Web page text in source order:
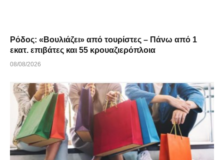
Ρόδος: «Βουλιάζει» από τουρίστες – Πάνω από 1
εκατ. επιβάτες και 55 κρουαζιερόπλοια
08/08/2026